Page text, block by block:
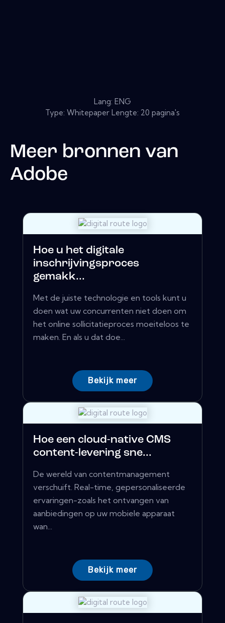
Lang: ENG
Type: Whitepaper Lengte: 20 pagina's
Meer bronnen van
Adobe
Hoe u het digitale
inschrijvingsproces
gemakk...
Met de juiste technologie en tools kunt u
doen wat uw concurrenten niet doen om
het online sollicitatieproces moeiteloos te
maken. En als u dat doe...
Bekijk meer
Hoe een cloud-native CMS
content-levering sne...
De wereld van contentmanagement
verschuift. Real-time, gepersonaliseerde
ervaringen-zoals het ontvangen van
aanbiedingen op uw mobiele apparaat
wan...
Bekijk meer